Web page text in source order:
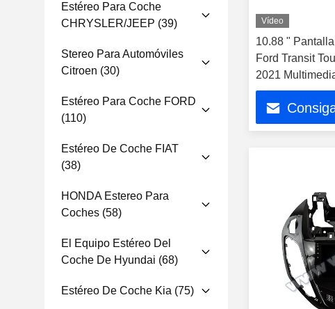
Estéreo Para Coche
CHRYSLER/JEEP (39)
Stereo Para Automóviles
Citroen (30)
Estéreo Para Coche FORD
(110)
Estéreo De Coche FIAT
(38)
HONDA Estereo Para
Coches (58)
El Equipo Estéreo Del
Coche De Hyundai (68)
Estéreo De Coche Kia (75)
Vídeo
10.88 "
Ford Transit
2021
CarPlay Player